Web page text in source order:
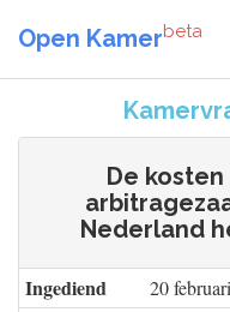
Open Kamerbeta
De
Nederland
Ingediend 20